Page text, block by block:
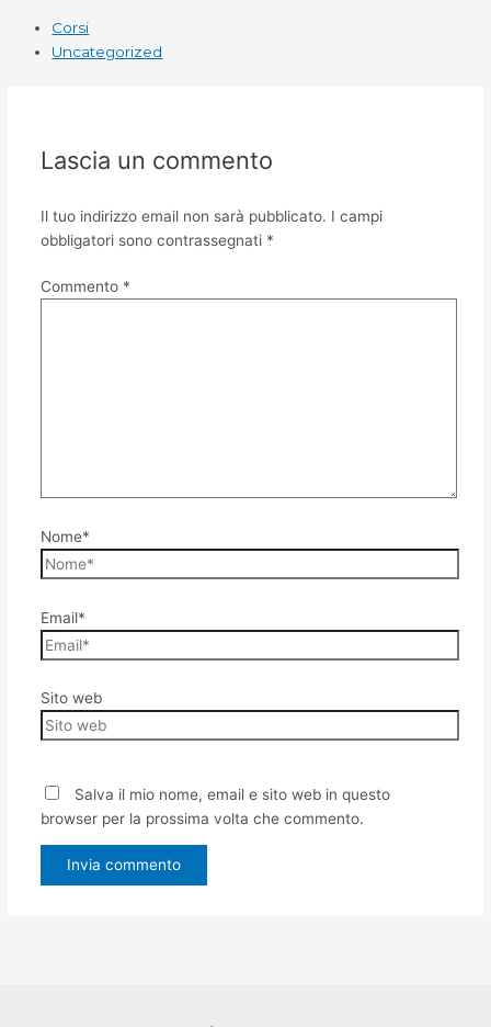
Corsi
Uncategorized
Lascia un commento
Il tuo indirizzo email non sarà pubblicato. I campi
obbligatori sono contrassegnati *
Commento *
Nome*
Email*
Sito web
Salva il mio nome, email e sito web in questo
browser per la prossima volta che commento.